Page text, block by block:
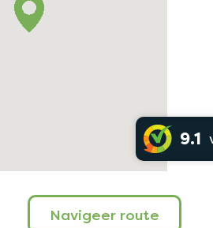
Navigeer route
9.1